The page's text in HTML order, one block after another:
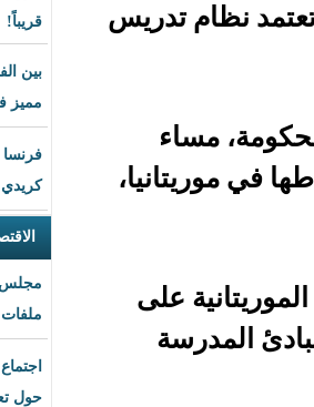
قريباً!
بين الفلسفة وألم الهجرة:
مميز في مكتبة جسور عبد
فرنسا : شابة موريتانية
كريدي أجريكول بفضل
مجلس الاستقرار المالي
ملفات الرقابة والتفتيش
اجتماع بين البنك المركزي
حول تعزيز أنظمة الرقابة